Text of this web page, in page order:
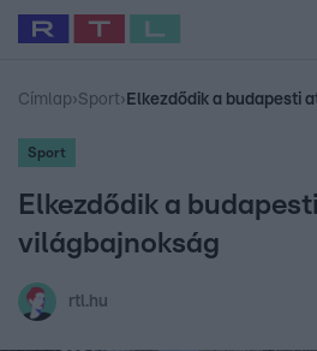
Legfrissebb RTL Híradó
Babits Marcella
Címlap›Sport› Elkezdődik a budapesti
Sport
Elkezdődik a
világbajnokság
rtl.hu